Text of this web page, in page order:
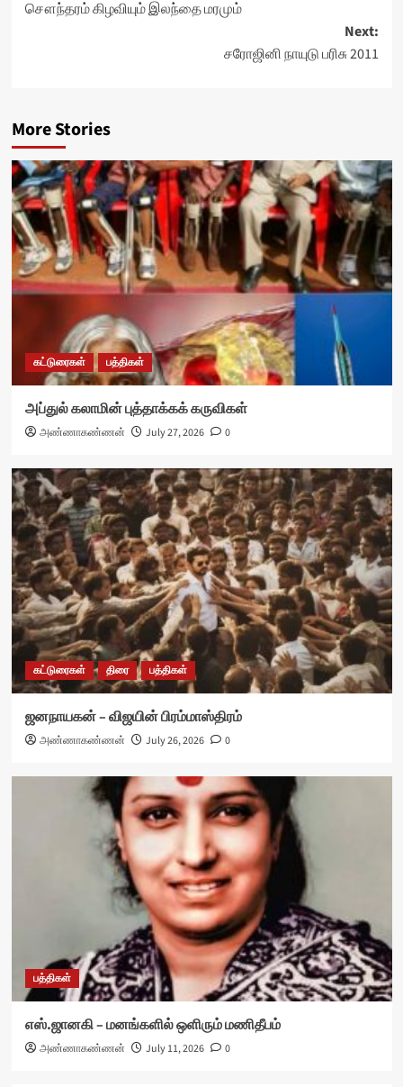
navigation
சௌந்தரம் கிழவியும் இலந்தை மரமும்
Next:
சரோஜினி நாயுடு பரிசு 2011
More Stories
கட்டுரைகள் பத்திகள்
அப்துல் கலாமின் புத்தாக்கக் கருவிகள்
அண்ணாகண்ணன் July 27, 2026 0
கட்டுரைகள் திரை பத்திகள்
ஜனநாயகன் – விஜயின் பிரம்மாஸ்திரம்
அண்ணாகண்ணன் July 26, 2026 0
பத்திகள்
எஸ்.ஜானகி – மனங்களில் ஒளிரும் மணிதீபம்
அண்ணாகண்ணன் July 11, 2026 0